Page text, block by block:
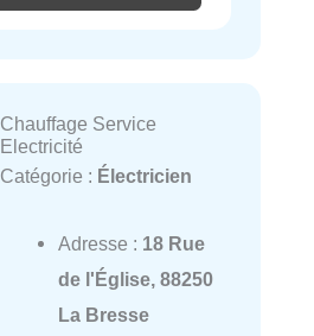
Chauffage Service
Electricité
Catégorie : Électricien
Adresse : 18 Rue
de l'Église, 88250
La Bresse